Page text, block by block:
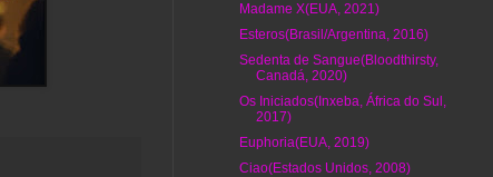
Madame X(EUA, 2021)
Esteros(Brasil/Argentina, 2016)
Sedenta de Sangue(Bloodthirsty,
Canadá, 2020)
Os Iniciados(Inxeba, África do Sul,
2017)
Euphoria(EUA, 2019)
Ciao(Estados Unidos, 2008)